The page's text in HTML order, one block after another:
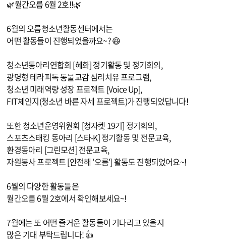
🌿월간오름 6월 2호!!🌿
6월의 오름청소년활동센터에서는
어떤 활동들이 진행되었을까요~? 😆
청소년동아리연합회 [혜화] 정기활동 및 정기회의,
광명형 테라피독 동물교감 심리치유 프로그램,
청소년 미래역량 성장 프로젝트 [Voice Up],
FIT체인지(청소년 바른 자세 프로젝트)가 진행되었답니다!
또한 청소년운영위원회 [청자켓 19기] 정기회의,
스포츠스태킹 동아리 [스타-K] 정기활동 및 전문교육,
환경동아리 [그린모션] 전문교육,
자원봉사 프로젝트 [안전해 '오름'] 활동도 진행되었어요~!
6월의 다양한 활동들은
월간오름 6월 2호에서 확인해보세요~!
7월에는 또 어떤 즐거운 활동들이 기다리고 있을지
많은 기대 부탁드립니다! 👍